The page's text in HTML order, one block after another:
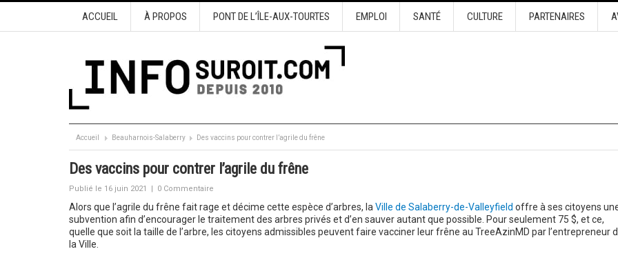
ACCUEIL À PROPOS PONT DE L’ÎLE-AUX-TOURTES EMPLOI SANTÉ CULTURE PARTENAIRES
Accueil Beauharnois-Salaberry Des vaccins pour contrer l’agrile du frêne
Des vaccins pour contrer l’agrile du frêne
Publié le 16 juin 2021 | 0 Commentaire
Alors que l’agrile du frêne fait rage et décime cette espèce d’arbres, la Ville de Salaberry-de-Valleyfield offre à ses citoyens
subvention afin d’encourager le traitement des arbres privés et d’en sauver autant que possible. Pour seulement 75 $, et ce,
quelle que soit la taille de l’arbre, les citoyens admissibles peuvent faire vacciner leur frêne au TreeAzinMD par l’entrepreneur
la Ville.